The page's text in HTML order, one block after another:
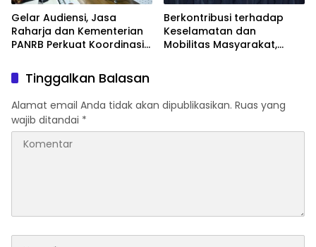
Gelar Audiensi, Jasa
Raharja dan Kementerian
PANRB Perkuat Koordinasi
dan SWDKLLJ
Berkontribusi terhadap
Keselamatan dan
Mobilitas Masyarakat,
Awards 2026
Tinggalkan Balasan
Alamat email Anda tidak akan dipublikasikan. Ruas yang
wajib ditandai *